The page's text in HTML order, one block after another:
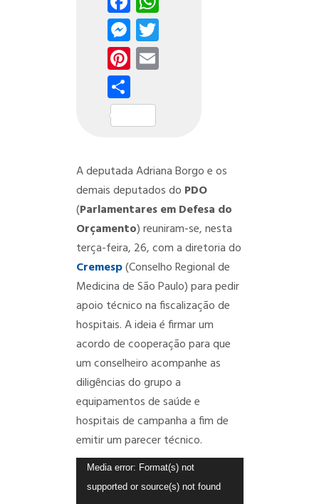
Messenger
Twitter
Pinterest
Email
Share
A deputada Adriana Borgo e os
demais deputados do PDO
(Parlamentares em Defesa do
Orçamento) reuniram-se, nesta
terça-feira, 26, com a diretoria do
Cremesp(Conselho Regional de
Medicina de São Paulo) para pedir
apoio técnico na fiscalização de
hospitais.A ideia é firmar um
acordo de cooperação para que
um conselheiro acompanhe as
diligências do grupo a
equipamentos de saúde e
hospitais de campanha a fim de
emitir um parecer técnico.
Tocador
de
Media error: Format(s) not
supported or source(s) not found